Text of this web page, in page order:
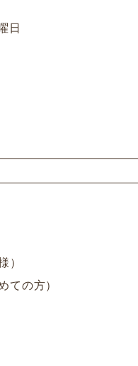
日
）
ての方）